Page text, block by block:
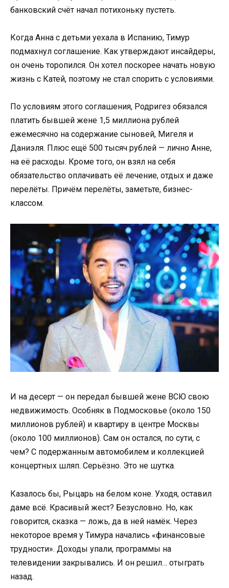
банковский счёт начал потихоньку пустеть.
Когда Анна с детьми уехала в Испанию, Тимур
подмахнул соглашение. Как утверждают инсайдеры,
он очень торопился. Он хотел поскорее начать новую
жизнь с Катей, поэтому не стал спорить с условиями.
По условиям этого соглашения, Родригез обязался
платить бывшей жене 1,5 миллиона рублей
ежемесячно на содержание сыновей, Мигеля и
Даниэля. Плюс ещё 500 тысяч рублей — лично Анне,
на её расходы. Кроме того, он взял на себя
обязательство оплачивать её лечение, отдых и даже
перелёты. Причём перелёты, заметьте, бизнес-
классом.
И на десерт — он передал бывшей жене ВСЮ свою
недвижимость. Особняк в Подмосковье (около 150
миллионов рублей) и квартиру в центре Москвы
(около 100 миллионов). Сам он остался, по сути, с
чем? С подержанным автомобилем и коллекцией
концертных шляп. Серьёзно. Это не шутка.
Казалось бы, Рыцарь на белом коне. Уходя, оставил
даме всё. Красивый жест? Безусловно. Но, как
говорится, сказка — ложь, да в ней намёк. Через
некоторое время у Тимура начались «финансовые
трудности». Доходы упали, программы на
телевидении закрывались. И он решил… отыграть
назад.